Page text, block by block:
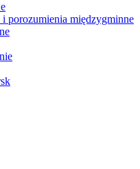
porozumienia międzygminne